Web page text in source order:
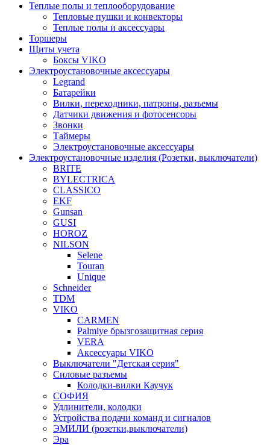
Теплые полы и теплооборудование
Тепловые пушки и конвекторы
Теплые полы и аксессуары
Торшеры
Щиты учета
Боксы VIKO
Электроустановочные аксессуары
Legrand
Батарейки
Вилки, переходники, патроны, разъемы
Датчики движения и фотосенсоры
Звонки
Таймеры
Электроустановочные аксессуары
Электроустановочные изделия (Розетки, выключатели)
BRITE
BYLECTRICA
CLASSICO
EKF
Gunsan
GUSI
HOROZ
NILSON
Selene
Touran
Unique
Schneider
TDM
VIKO
CARMEN
Palmiye брызгозащитная серия
VERA
Аксессуары VIKO
Выключатели "Детская серия"
Силовые разъемы
Колодки-вилки Каучук
СОФИЯ
Удлинители, колодки
Устройства подачи команд и сигналов
ЭМИЛИ (розетки,выключатели)
Эра